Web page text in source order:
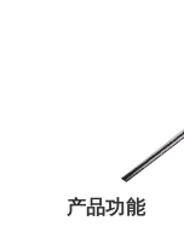
产品功能